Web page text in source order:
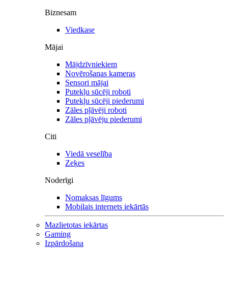
Biznesam
Viedkase
Mājai
Mājdzīvniekiem
Novērošanas kameras
Sensori mājai
Putekļu sūcēji roboti
Putekļu sūcēji piederumi
Zāles pļāvēji roboti
Zāles pļāvēju piederumi
Citi
Viedā veselība
Zeķes
Noderīgi
Nomaksas līgums
Mobilais internets iekārtās
Mazlietotas iekārtas
Gaming
Izpārdošana